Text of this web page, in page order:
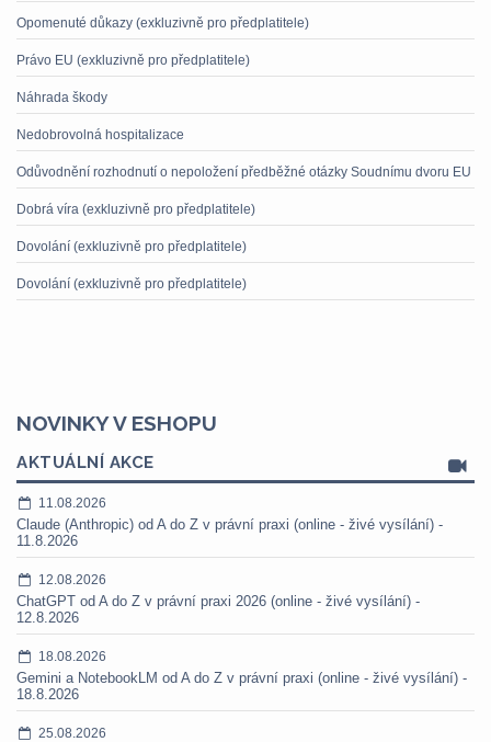
Opomenuté důkazy (exkluzivně pro předplatitele)
Právo EU (exkluzivně pro předplatitele)
Náhrada škody
Nedobrovolná hospitalizace
Odůvodnění rozhodnutí o nepoložení předběžné otázky Soudnímu dvoru EU
Dobrá víra (exkluzivně pro předplatitele)
Dovolání (exkluzivně pro předplatitele)
Dovolání (exkluzivně pro předplatitele)
NOVINKY V ESHOPU
AKTUÁLNÍ AKCE
11.08.2026
Claude (Anthropic) od A do Z v právní praxi (online - živé vysílání) -
11.8.2026
12.08.2026
ChatGPT od A do Z v právní praxi 2026 (online - živé vysílání) -
12.8.2026
18.08.2026
Gemini a NotebookLM od A do Z v právní praxi (online - živé vysílání) -
18.8.2026
25.08.2026